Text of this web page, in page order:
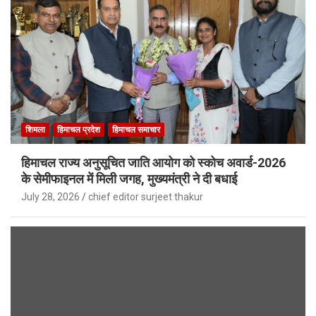
शिमला हिमाचल प्रदेश हिमाचल समाचार
हिमाचल राज्य अनुसूचित जाति आयोग को स्कोच अवार्ड-2026
के सेमीफाइनल में मिली जगह, मुख्यमंत्री ने दी बधाई
July 28, 2026 chief editor surjeet thakur